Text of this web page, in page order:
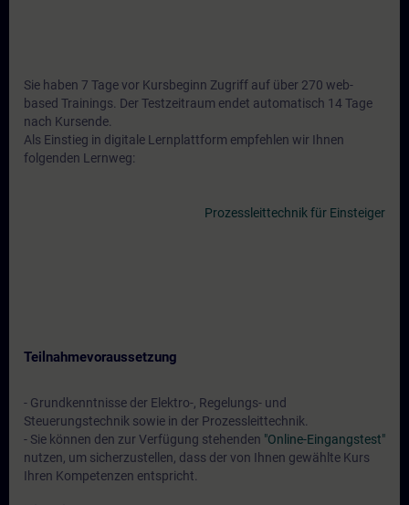
Sie haben 7 Tage vor Kursbeginn Zugriff auf über 270 web-
based Trainings. Der Testzeitraum endet automatisch 14 Tage
nach Kursende.
Als Einstieg in digitale Lernplattform empfehlen wir Ihnen
folgenden Lernweg:
Prozessleittechnik für Einsteiger
Teilnahmevoraussetzung
- Grundkenntnisse der Elektro-, Regelungs- und
Steuerungstechnik sowie in der Prozessleittechnik.
- Sie können den zur Verfügung stehenden "Online-Eingangstest"
nutzen, um sicherzustellen, dass der von Ihnen gewählte Kurs
Ihren Kompetenzen entspricht.